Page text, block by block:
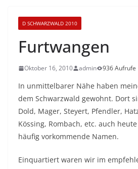
D SCHWARZWALD 2010
Furtwangen
Oktober 16, 2010 admin 936 Aufrufe
In unmittelbarer Nähe haben
dem Schwarzwald gewohnt. Dort
Dold, Mager, Steyert, Pfendler,
Kössing, Rombach, etc. auch
häufig vorkommende Namen.
Einquartiert waren wir im